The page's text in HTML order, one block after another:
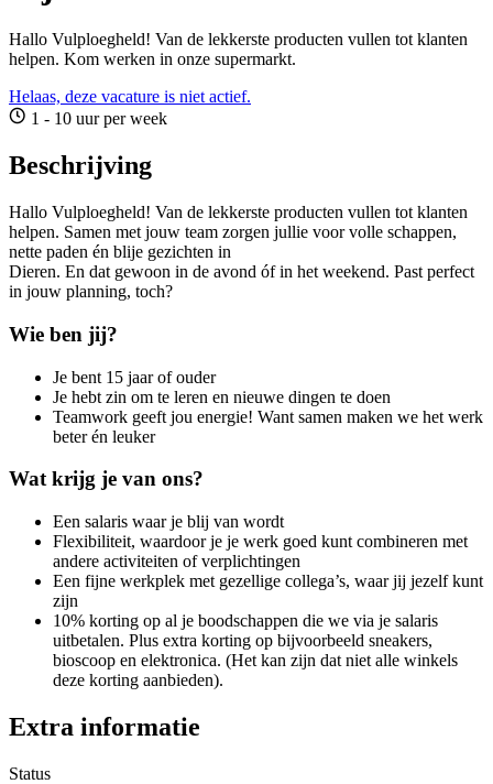
Hallo Vulploegheld! Van de lekkerste producten vullen tot klanten
helpen. Kom werken in onze supermarkt.
Helaas, deze vacature is niet actief.
1 - 10 uur per week
Beschrijving
Hallo Vulploegheld! Van de lekkerste producten vullen tot klanten
helpen. Samen met jouw team zorgen jullie voor volle schappen,
nette paden én blije gezichten in
Dieren. En dat gewoon in de avond óf in het weekend. Past perfect
in jouw planning, toch?
Wie ben jij?
Je bent 15 jaar of ouder
Je hebt zin om te leren en nieuwe dingen te doen
Teamwork geeft jou energie! Want samen maken we het werk
beter én leuker
Wat krijg je van ons?
Een salaris waar je blij van wordt
Flexibiliteit, waardoor je je werk goed kunt combineren met
andere activiteiten of verplichtingen
Een fijne werkplek met gezellige collega’s, waar jij jezelf kunt
zijn
10% korting op al je boodschappen die we via je salaris
uitbetalen. Plus extra korting op bijvoorbeeld sneakers,
bioscoop en elektronica. (Het kan zijn dat niet alle winkels
deze korting aanbieden).
Extra informatie
Status